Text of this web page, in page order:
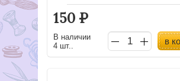
150 Р
В наличии
4 шт..
в